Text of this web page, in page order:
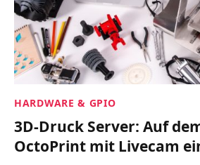
HARDWARE & GPIO
3D-Druck Server: Auf
OctoPrint mit Livecam